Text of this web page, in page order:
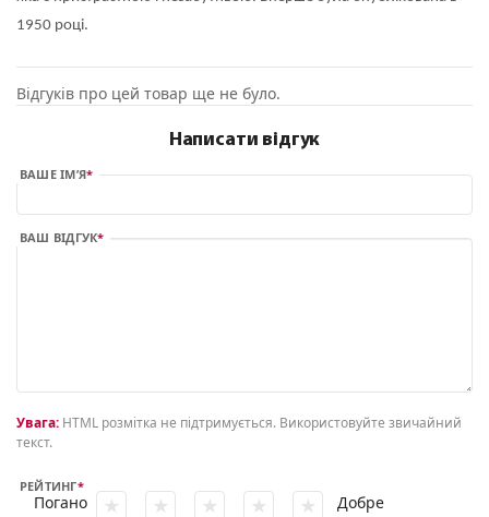
1950 році.
Відгуків про цей товар ще не було.
Написати відгук
ВАШЕ ІМ’Я
ВАШ ВІДГУК
Увага: HTML розмітка не підтримується. Використовуйте звичайний
текст.
РЕЙТИНГ
Погано Добре